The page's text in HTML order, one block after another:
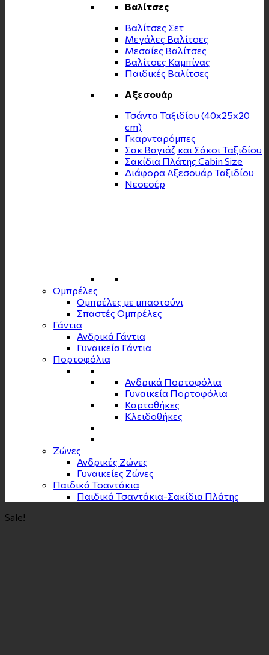
Βαλίτσες
Βαλίτσες Σετ
Μεγάλες Βαλίτσες
Μεσαίες Βαλίτσες
Βαλίτσες Καμπίνας
Παιδικές Βαλίτσες
Αξεσουάρ
Τσάντα Ταξιδίου (40x25x20
cm)
Γκαρνταρόμπες
Σακ Βαγιάζ και Σάκοι Ταξιδίου
Σακίδια Πλάτης Cabin Size
Διάφορα Αξεσουάρ Ταξιδίου
Νεσεσέρ
Ομπρέλες
Ομπρέλες με μπαστούνι
Σπαστές Ομπρέλες
Γάντια
Ανδρικά Γάντια
Γυναικεία Γάντια
Πορτοφόλια
Ανδρικά Πορτοφόλια
Γυναικεία Πορτοφόλια
Καρτοθήκες
Κλειδοθήκες
Zώνες
Ανδρικές Ζώνες
Γυναικείες Ζώνες
Παιδικά Τσαντάκια
Παιδικά Τσαντάκια-Σακίδια Πλάτης
Sale!